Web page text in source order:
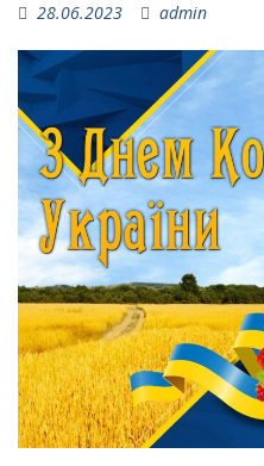
28.06.2023 admin